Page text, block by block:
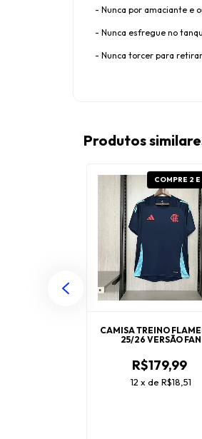
- Nunca por amaciante e
- Nunca esfregue no
- Nunca torcer para
Produtos
CAMISA TREINO
25/26 VERSÃO FAN
COMPRE 2 E
R$179,99
12 x de R$18,51